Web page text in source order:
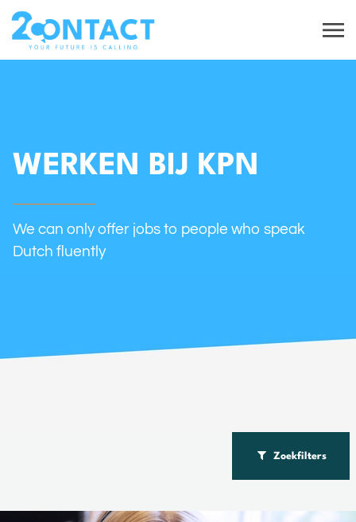
WERKEN BIJ KPN
We can only offer jobs to people who speak
Dutch fluently
Zoekfilters